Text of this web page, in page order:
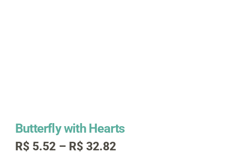
Butterfly with Hearts
R$ 5.52 – R$ 32.82Faixa